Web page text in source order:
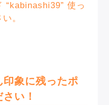
“kabinashi39” 使っ
。
印象に残ったポ
い！